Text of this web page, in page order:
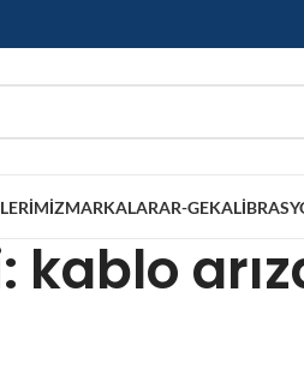
MARKALARAR-GE
kablo